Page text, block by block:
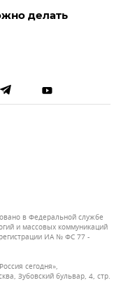
делать
в Федеральной службе
и массовых коммуникаций
ИА № ФС 77 -
сегодня»,
Зубовский бульвар, 4, стр.